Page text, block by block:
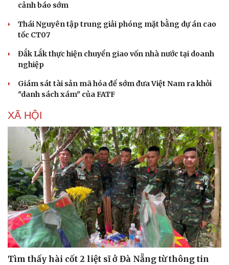
Tư vấn
Săn Tour
check-in
Podcast
Câu chuyện thời sự
Đọc truyện đêm khuya
Cửa sổ tình yêu
Kể chuyện cho bé
Hạt giống tâm hồn
cảnh báo sớm
Thái Nguyên tập trung giải phóng mặt bằng dự án cao
tốc CT07
Đắk Lắk thực hiện chuyển giao vốn nhà nước tại doanh
nghiệp
Giám sát tài sản mã hóa để sớm đưa Việt Nam ra khỏi
"danh sách xám" của FATF
XÃ HỘI
Tìm thấy hài cốt 2 liệt sĩ ở Đà Nẵng từ thông tin